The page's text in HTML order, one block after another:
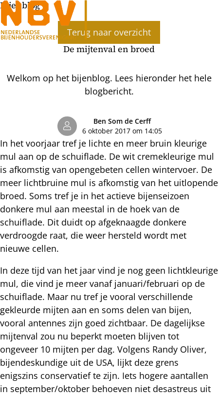
Bijenblog
Terug naar overzicht
De mijtenval en broed
Welkom op het bijenblog. Lees hieronder het hele
blogbericht.
Ben Som de Cerff
6 oktober 2017 om 14:05
In het voorjaar tref je lichte en meer bruin kleurige
mul aan op de schuiflade. De wit cremekleurige mul
is afkomstig van opengebeten cellen wintervoer. De
meer lichtbruine mul is afkomstig van het uitlopende
broed. Soms tref je in het actieve bijenseizoen
donkere mul aan meestal in de hoek van de
schuiflade. Dit duidt op afgeknaagde donkere
verdroogde raat, die weer hersteld wordt met
nieuwe cellen.
In deze tijd van het jaar vind je nog geen lichtkleurige
mul, die vind je meer vanaf januari/februari op de
schuiflade. Maar nu tref je vooral verschillende
gekleurde mijten aan en soms delen van bijen,
vooral antennes zijn goed zichtbaar. De dagelijkse
mijtenval zou nu beperkt moeten blijven tot
ongeveer 10 mijten per dag. Volgens Randy Oliver,
bijendeskundige uit de USA, lijkt deze grens
enigszins conservatief te zijn. Iets hogere aantallen
in september/oktober behoeven niet desastreus uit